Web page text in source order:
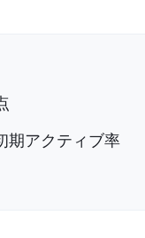
期アクティブ率